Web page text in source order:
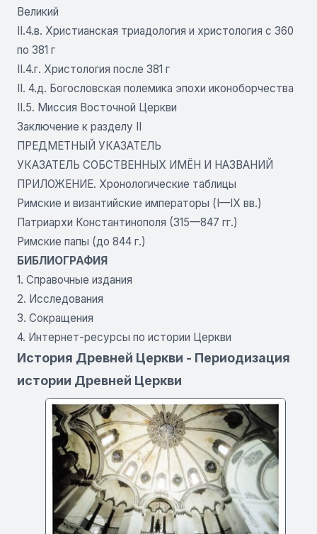
Великий
II.4.в. Христианская триадология и христология с 360
по 381 г
II.4.г. Христология после 381 г
II. 4.д. Богословская полемика эпохи иконоборчества
II.5. Миссия Восточной Церкви
Заключение к разделу II
ПРЕДМЕТНЫЙ УКАЗАТЕЛЬ
УКАЗАТЕЛЬ СОБСТВЕННЫХ ИМЁН И НАЗВАНИЙ
ПРИЛОЖЕНИЕ. Хронологические таблицы
Римские и византийские императоры (I—IX вв.)
Патриархи Константинополя (315—847 гг.)
Римские папы (до 844 г.)
БИБЛИОГРАФИЯ
1. Справочные издания
2. Исследования
3. Сокращения
4. Интернет-ресурсы по истории Церкви
История Древней Церкви - Периодизация
истории Древней Церкви